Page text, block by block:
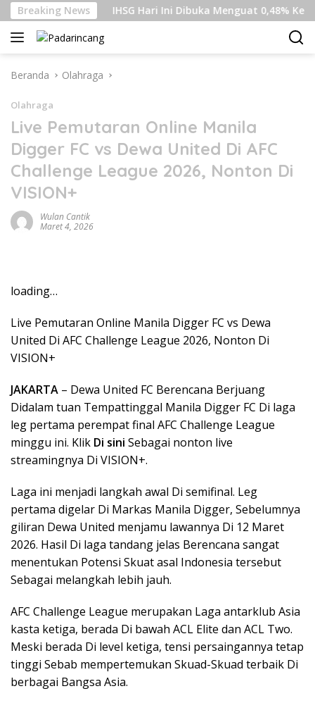
Langsung
ke
konten
Breaking News
Gaza IHSG Hari Ini Dibuka Menguat 0,48% Ke Level
Beranda Olahraga
Olahraga
Live Pemutaran Online Manila
Digger FC vs Dewa United Di AFC
Challenge League 2026, Nonton Di
VISION+
Wulan Cantik
Maret 4, 2026
loading…
Live Pemutaran Online Manila Digger FC vs Dewa
United Di AFC Challenge League 2026, Nonton Di
VISION+
JAKARTA – Dewa United FC Berencana Berjuang
Didalam tuan Tempattinggal Manila Digger FC Di laga
leg pertama perempat final AFC Challenge League
minggu ini. Klik Di sini Sebagai nonton live
streamingnya Di VISION+.
Laga ini menjadi langkah awal Di semifinal. Leg
pertama digelar Di Markas Manila Digger, Sebelumnya
giliran Dewa United menjamu lawannya Di 12 Maret
2026. Hasil Di laga tandang jelas Berencana sangat
menentukan Potensi Skuat asal Indonesia tersebut
Sebagai melangkah lebih jauh.
AFC Challenge League merupakan Laga antarklub Asia
kasta ketiga, berada Di bawah ACL Elite dan ACL Two.
Meski berada Di level ketiga, tensi persaingannya tetap
tinggi Sebab mempertemukan Skuad-Skuad terbaik Di
berbagai Bangsa Asia.